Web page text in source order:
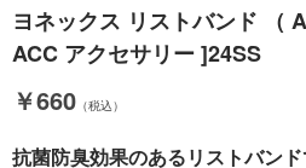
ヨネックス リストバンド （
ACC アクセサリー ]24SS
￥660 （税込）
抗菌防臭効果のあるリストバンド